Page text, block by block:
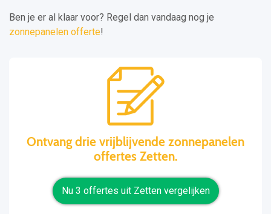
Ben je er al klaar voor? Regel dan vandaag nog je
zonnepanelen offerte!
Ontvang drie vrijblijvende zonnepanelen
offertes Zetten.
Nu 3 offertes uit Zetten vergelijken